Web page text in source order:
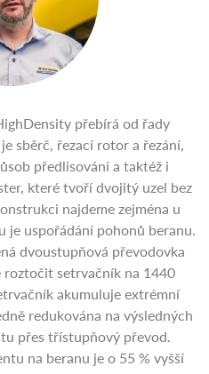
přebírá od řady
sběrč, řezací rotor a řezání,
předlisování a taktéž i
které tvoří dvojitý uzel bez
najdeme zejména u
uspořádání pohonů beranu.
dvoustupňová převodovka
setrvačník na 1440
akumuluje extrémní
redukována na výsledných
přes třístupňový převod.
na beranu je o 55 % vyšší